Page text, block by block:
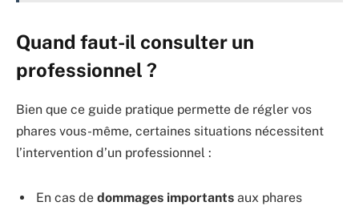
Quand faut-il consulter un
professionnel ?
Bien que ce guide pratique permette de régler vos
phares vous-même, certaines situations nécessitent
l’intervention d’un professionnel :
En cas de dommages importants aux phares